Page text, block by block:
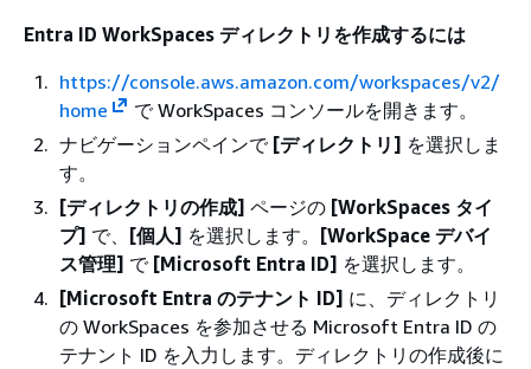
Entra ID WorkSpaces ディレクトリを作成するには
https://console.aws.amazon.com/workspaces/v2/
home
で WorkSpaces コンソールを開きます。
ナビゲーションペインで [ディレクトリ] を選択しま
す。
[ディレクトリの作成] ページの [WorkSpaces タイ
プ] で、 [個人] を選択します。 [WorkSpace デバイ
ス管理] で [Microsoft Entra ID] を選択します。
[Microsoft Entra のテナント ID] に、ディレクトリ
の WorkSpaces を参加させる Microsoft Entra ID の
テナント ID を入力します。ディレクトリの作成後に